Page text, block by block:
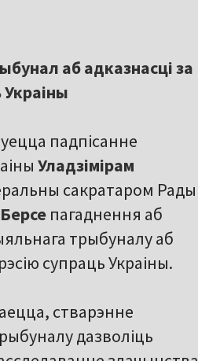
аб адказнасці за
Украіны
падпісанне
Уладзімірам
сакратаром Рады
пагаднення аб
трыбуналу аб
супраць Украіны.
стварэнне
дазволіць